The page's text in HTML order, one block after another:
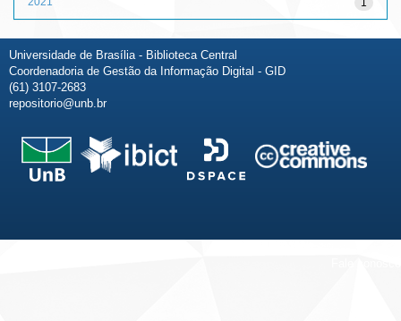
Universidade de Brasília - Biblioteca Central
Coordenadoria de Gestão da Informação Digital - GID
(61) 3107-2683
repositorio@unb.br